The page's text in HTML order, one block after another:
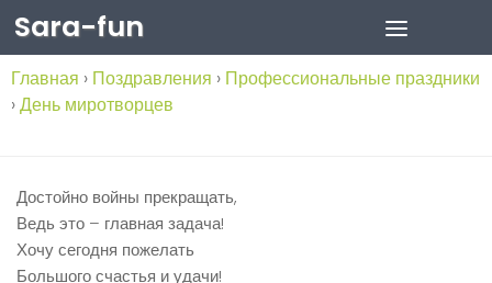
Skip to content
Sara-fun
Главная › Поздравления › Профессиональные праздники
›День миротворцев
Достойно войны прекращать,
Ведь это – главная задача!
Хочу сегодня пожелать
Большого счастья и удачи!